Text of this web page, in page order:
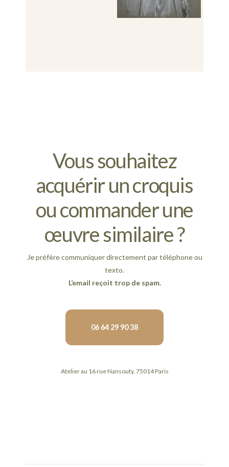
Vous souhaitez
acquérir un croquis
ou commander une
œuvre similaire ?
Je préfère communiquer directement par téléphone ou
texto.
L’email reçoit trop de spam.
06 64 29 90 38
Atelier au 16 rue Nansouty, 75014 Paris